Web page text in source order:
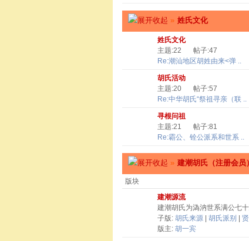
» 姓氏文化
姓氏文化
主题:22
帖子:47
Re:潮汕地区胡姓由来<弹 ..
胡氏活动
主题:20
帖子:57
Re:中华胡氏“祭祖寻亲（联 ..
寻根问祖
主题:21
帖子:81
Re:霸公、铨公派系和世系 ..
» 建潮胡氏（注册会员）
版块
建潮源流
建潮胡氏为溈汭世系满公七
子版: 胡氏来源 胡氏派别
版主: 胡一宾